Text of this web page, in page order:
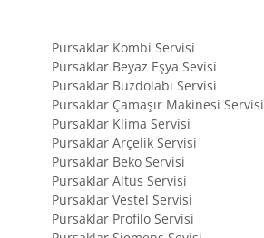
Pursaklar Kombi Servisi
Pursaklar Beyaz Eşya Sevisi
Pursaklar Buzdolabı Servisi
Pursaklar Çamaşır Makinesi Servisi
Pursaklar Klima Servisi
Pursaklar Arçelik Servisi
Pursaklar Beko Servisi
Pursaklar Altus Servisi
Pursaklar Vestel Servisi
Pursaklar Profilo Servisi